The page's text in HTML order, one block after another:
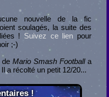
nouvelle de la fic
soulagés, la suite des
! Suivez ce lien pour
;-)
de Mario Smash Footballa
a récolté un petit 12/20...
!